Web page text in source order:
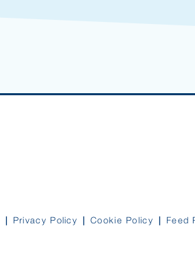
Privacy Policy Cookie Policy Feed